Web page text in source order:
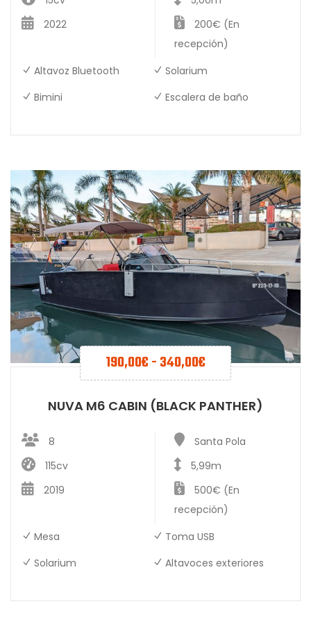
2022
200€ (En
recepción)
Altavoz Bluetooth
Solarium
Bimini
Escalera de baño
190,00€-340,00€
NUVA M6 CABIN (BLACK PANTHER)
8
Santa Pola
115cv
5,99m
2019
500€ (En
recepción)
Mesa
Toma USB
Solarium
Altavoces exteriores